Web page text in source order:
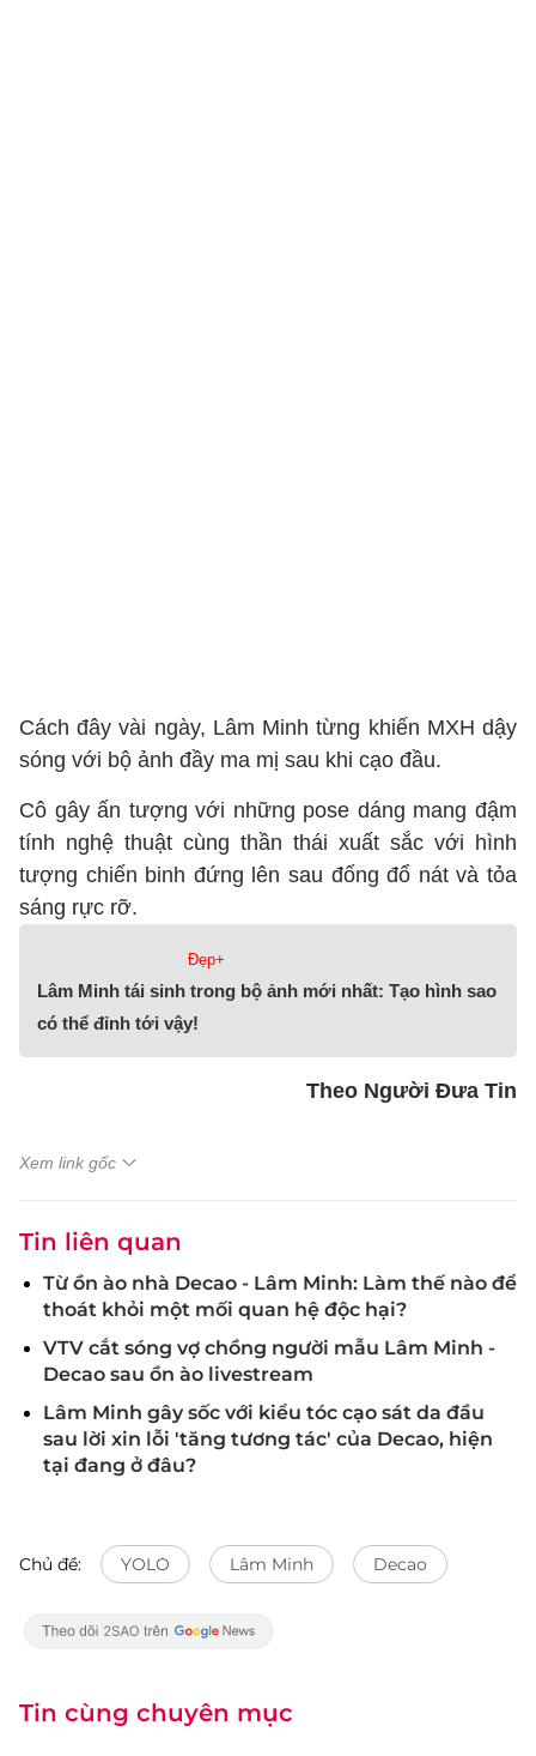
Cách đây vài ngày, Lâm Minh từng khiến MXH dậy
sóng với bộ ảnh đầy ma mị sau khi cạo đầu.
Cô gây ấn tượng với những pose dáng mang đậm
tính nghệ thuật cùng thần thái xuất sắc với hình
tượng chiến binh đứng lên sau đống đổ nát và tỏa
sáng rực rỡ.
Đẹp+
Lâm Minh tái sinh trong bộ ảnh mới nhất: Tạo hình sao
có thể đỉnh tới vậy!
Theo Người Đưa Tin
Xem link gốc
Tin liên quan
Từ ồn ào nhà Decao - Lâm Minh: Làm thế nào để
thoát khỏi một mối quan hệ độc hại?
VTV cắt sóng vợ chồng người mẫu Lâm Minh -
Decao sau ồn ào livestream
Lâm Minh gây sốc với kiểu tóc cạo sát da đầu
sau lời xin lỗi 'tăng tương tác' của Decao, hiện
tại đang ở đâu?
Chủ đề: YOLO Lâm Minh Decao
Tin cùng chuyên mục